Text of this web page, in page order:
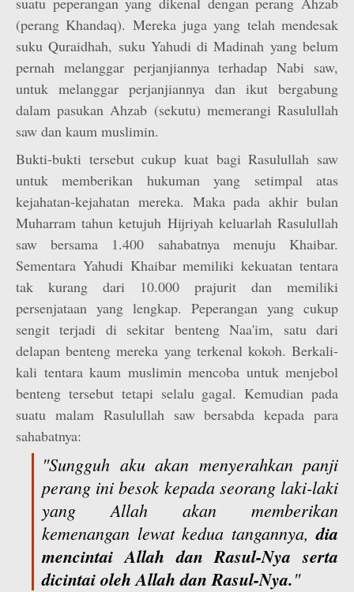
(perang Khandaq). Mereka juga yang telah mendesak
suku Quraidhah, suku Yahudi di Madinah yang belum
pernah melanggar perjanjiannya terhadap Nabi saw,
untuk melanggar perjanjiannya dan ikut bergabung
dalam pasukan Ahzab (sekutu) memerangi Rasulullah
saw dan kaum muslimin.
Bukti-bukti tersebut cukup kuat bagi Rasulullah saw
untuk memberikan hukuman yang setimpal atas
kejahatan-kejahatan mereka. Maka pada akhir bulan
Muharram tahun ketujuh Hijriyah keluarlah Rasulullah
saw bersama 1.400 sahabatnya menuju Khaibar.
Sementara Yahudi Khaibar memiliki kekuatan tentara
tak kurang dari 10.000 prajurit dan memiliki
persenjataan yang lengkap. Peperangan yang cukup
sengit terjadi di sekitar benteng Naa'im, satu dari
delapan benteng mereka yang terkenal kokoh. Berkali-
kali tentara kaum muslimin mencoba untuk menjebol
benteng tersebut tetapi selalu gagal. Kemudian pada
suatu malam Rasulullah saw bersabda kepada para
sahabatnya:
"Sungguh aku akan menyerahkan panji
perang ini besok kepada seorang laki-laki
yang Allah akan memberikan
kemenangan lewat kedua tangannya,dia
mencintai Allah dan Rasul-Nya serta
dicintai oleh Allah dan Rasul-Nya."